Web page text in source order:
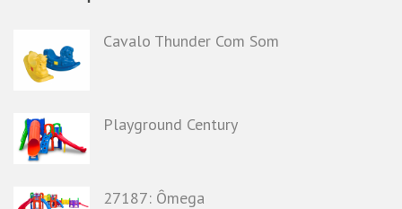
Cavalo Thunder Com Som
Playground Century
27187: Ômega